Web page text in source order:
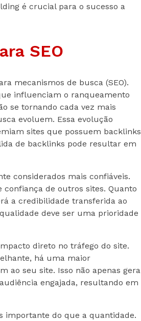
é crucial para o sucesso a
SEO
mecanismos de busca (SEO).
influenciam o ranqueamento
se tornando cada vez mais
evoluem. Essa evolução
sites que possuem backlinks
de backlinks pode resultar em
considerados mais confiáveis.
de outros sites. Quanto
a credibilidade transferida ao
deve ser uma prioridade
direto no tráfego do site.
há uma maior
ao seu site. Isso não apenas gera
engajada, resultando em
importante do que a quantidade.